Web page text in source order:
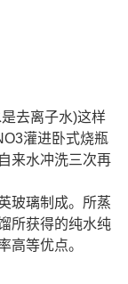
去离子水)这样
灌进卧式烧瓶
来水冲洗三次再
玻璃制成。所蒸
所获得的纯水纯
高等优点。